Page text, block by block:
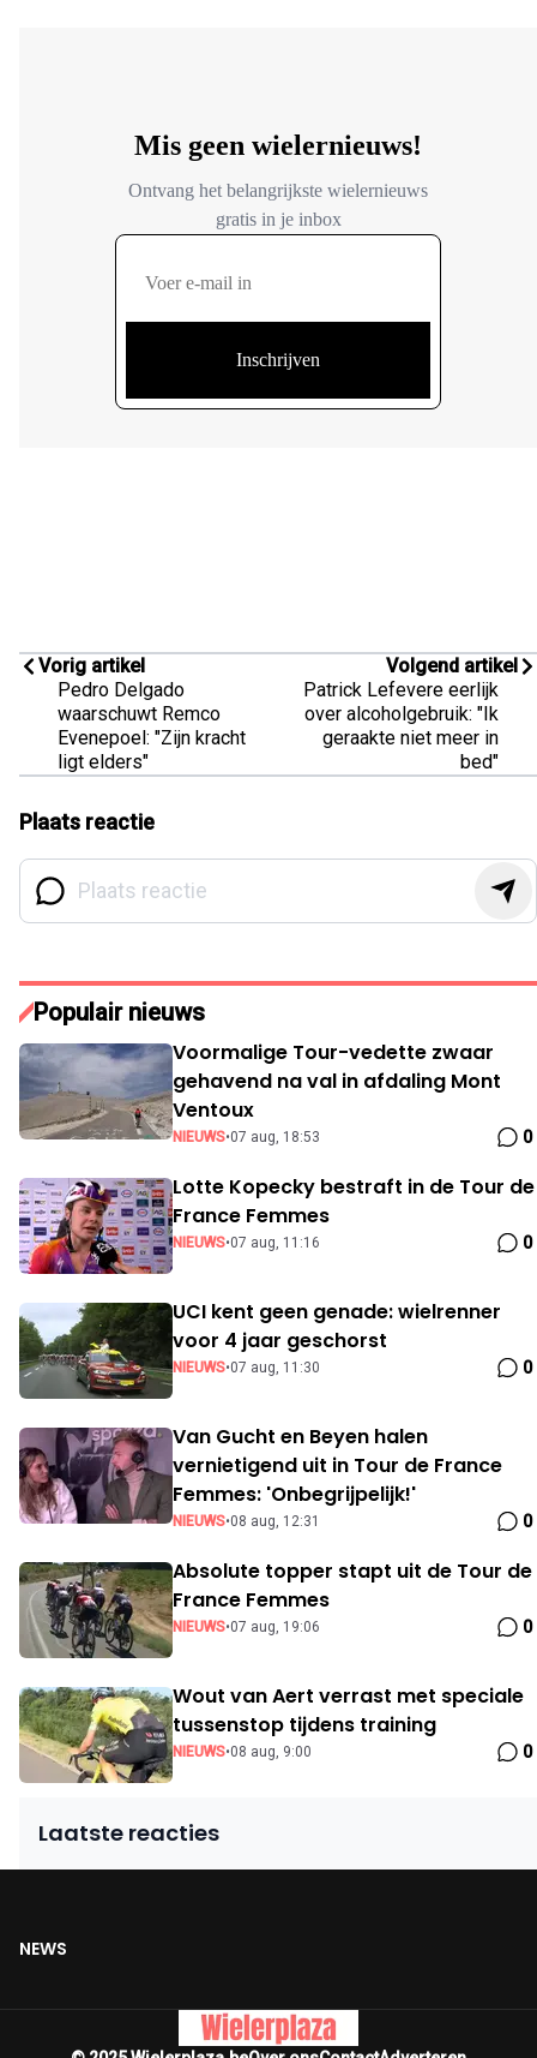
Vorig artikel
Pedro Delgado
waarschuwt Remco
Evenepoel: "Zijn kracht
ligt elders"
Volgend artikel
Patrick Lefevere eerlijk
over alcoholgebruik: "Ik
geraakte niet meer in
bed"
Plaats reactie
Populair nieuws
Voormalige Tour-vedette zwaar
gehavend na val in afdaling Mont
Ventoux
NIEUWS•07 aug, 18:53 0
Lotte Kopecky bestraft in de Tour de
France Femmes
NIEUWS•07 aug, 11:16 0
UCI kent geen genade: wielrenner
voor 4 jaar geschorst
NIEUWS•07 aug, 11:30 0
Van Gucht en Beyen halen
vernietigend uit in Tour de France
Femmes: 'Onbegrijpelijk!'
NIEUWS•08 aug, 12:31 0
Absolute topper stapt uit de Tour de
France Femmes
NIEUWS•07 aug, 19:06 0
Wout van Aert verrast met speciale
tussenstop tijdens training
NIEUWS•08 aug, 9:00 0
Laatste reacties
NEWS